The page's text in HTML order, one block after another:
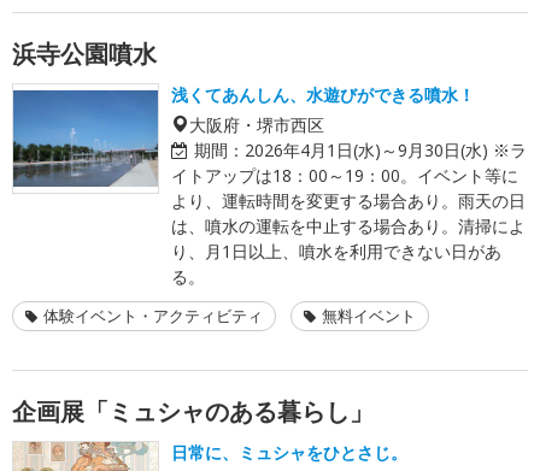
浜寺公園噴水
浅くてあんしん、水遊びができる噴水！
大阪府・堺市西区
期間： 2026年4月1日(水)～9月30日(水) ※ラ
イトアップは18：00～19：00。イベント等に
より、運転時間を変更する場合あり。雨天の日
は、噴水の運転を中止する場合あり。清掃によ
り、月1日以上、噴水を利用できない日があ
る。
体験イベント・アクティビティ 無料イベント
企画展「ミュシャのある暮らし」
日常に、ミュシャをひとさじ。